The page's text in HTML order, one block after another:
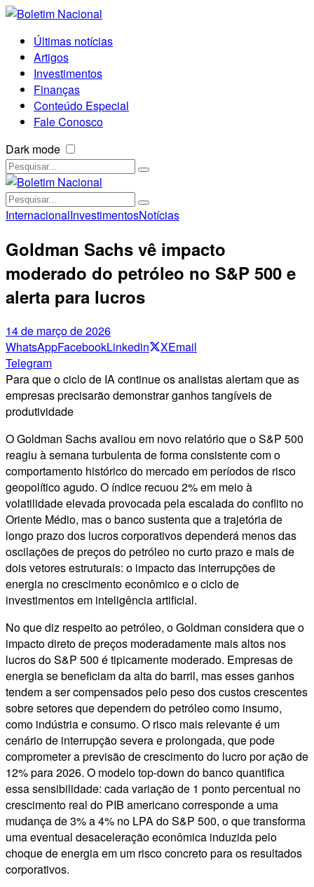
Últimas notícias
Artigos
Investimentos
Finanças
Conteúdo Especial
Fale Conosco
Dark mode
InternacionalInvestimentosNotícias
Goldman Sachs vê impacto
moderado do petróleo no S&P 500 e
alerta para lucros
14 de março de 2026
WhatsAppFacebookLinkedin XEmail
Telegram
Para que o ciclo de IA continue os analistas alertam que as
empresas precisarão demonstrar ganhos tangíveis de
produtividade
O Goldman Sachs avaliou em novo relatório que o S&P 500
reagiu à semana turbulenta de forma consistente com o
comportamento histórico do mercado em períodos de risco
geopolítico agudo. O índice recuou 2% em meio à
volatilidade elevada provocada pela escalada do conflito no
Oriente Médio, mas o banco sustenta que a trajetória de
longo prazo dos lucros corporativos dependerá menos das
oscilações de preços do petróleo no curto prazo e mais de
dois vetores estruturais: o impacto das interrupções de
energia no crescimento econômico e o ciclo de
investimentos em inteligência artificial.
No que diz respeito ao petróleo, o Goldman considera que o
impacto direto de preços moderadamente mais altos nos
lucros do S&P 500 é tipicamente moderado. Empresas de
energia se beneficiam da alta do barril, mas esses ganhos
tendem a ser compensados pelo peso dos custos crescentes
sobre setores que dependem do petróleo como insumo,
como indústria e consumo. O risco mais relevante é um
cenário de interrupção severa e prolongada, que pode
comprometer a previsão de crescimento do lucro por ação de
12% para 2026. O modelo top-down do banco quantifica
essa sensibilidade: cada variação de 1 ponto percentual no
crescimento real do PIB americano corresponde a uma
mudança de 3% a 4% no LPA do S&P 500, o que transforma
uma eventual desaceleração econômica induzida pelo
choque de energia em um risco concreto para os resultados
corporativos.